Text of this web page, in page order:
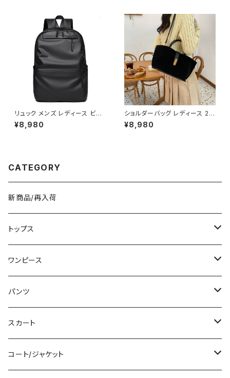
トドア ブラック グレー ピンク ベ
ージュ ワンサイズ K-B0265
リュック メンズ レディース ビジ
ネスリュック バックパック 防水
リュック 大容量 PCリュック 通
ー ブルー K-B0289
¥8,980
ショルダーバッグ レディース 2W
AYバッグ ハンドバッグ スエード
風バッグ 大人カジュアルバッグ
¥8,980
CATEGORY
新商品/再入荷
トップス
Tシャツ/カットソー
タンクトップ/キャミソール
シャツ/ブラウス
ベアトップ/チューブトップ
ワンピース
ミニ/ショート
ミディアム/ミモレ
ロング/マキシ
パンツ
ショート丈
クロップド丈
スカート
ミニ/ショート
コート/ジャケット